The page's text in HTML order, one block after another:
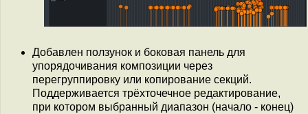
Добавлен ползунок и боковая панель для
упорядочивания композиции через
перегруппировку или копирование секций.
Поддерживается трёхточечное редактирование,
при котором выбранный диапазон (начало - конец)